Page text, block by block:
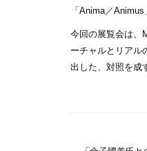
「Anima／
今回の展覧会は、
ーチャルとリアル
出した、対照を成